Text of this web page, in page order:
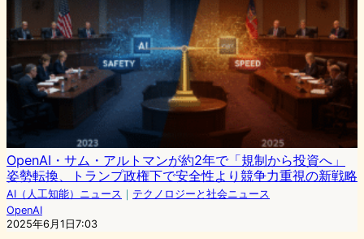
OpenAI・サム・アルトマンが約2年で「規制から投資へ」
姿勢転換、トランプ政権下で安全性より競争力重視の新戦略
AI（人工知能）ニュース ｜ テクノロジーと社会ニュース
OpenAI
2025年6月1日7:03